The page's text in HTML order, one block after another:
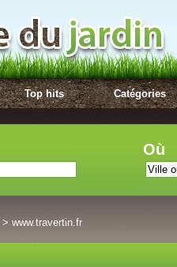
Top hits Catégories
Où
> www.travertin.fr